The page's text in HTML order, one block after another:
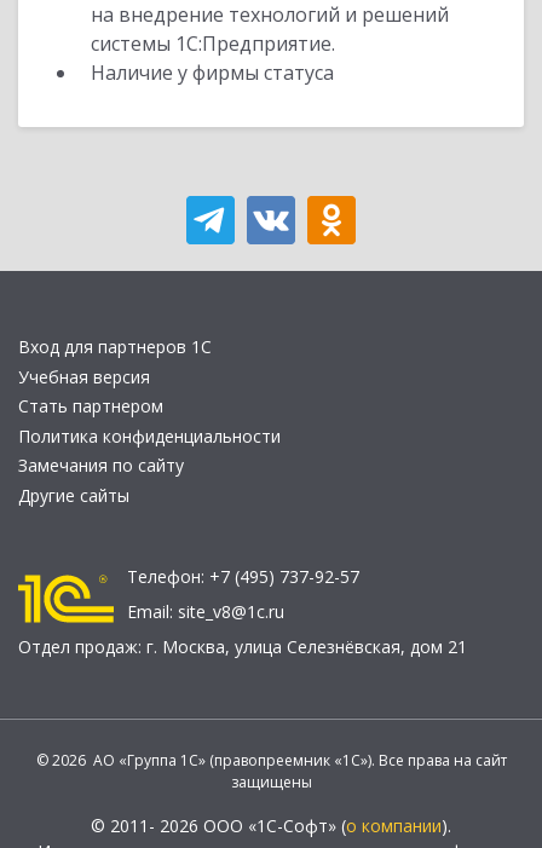
на внедрение технологий и решений
системы 1С:Предприятие.
Наличие у фирмы статуса
Вход для партнеров 1С
Учебная версия
Стать партнером
Политика конфиденциальности
Замечания по сайту
Другие сайты
Телефон: +7 (495) 737-92-57
Email: site_v8@1c.ru
Отдел продаж: г. Москва, улица Селезнёвская, дом 21
© 2026 АО «Группа 1С» (правопреемник «1С»). Все права на сайт
защищены
© 2011- 2026 ООО «1С-Софт» (о компании).